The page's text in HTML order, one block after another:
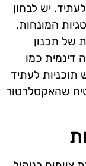
יש לבחון
המונחות,
של תכנון
דינמית כמו
תוכניות לעתיד
שהאקסלרטור